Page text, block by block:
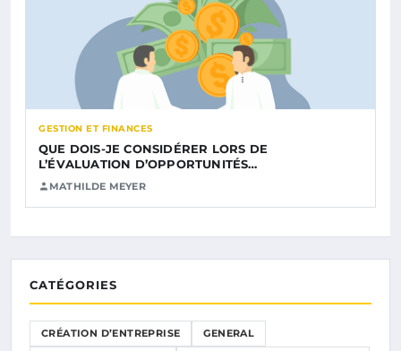
GESTION ET FINANCES
QUE DOIS-JE CONSIDÉRER LORS DE
L’ÉVALUATION D’OPPORTUNITÉS…
MATHILDE MEYER
CATÉGORIES
CRÉATION D’ENTREPRISE GENERAL